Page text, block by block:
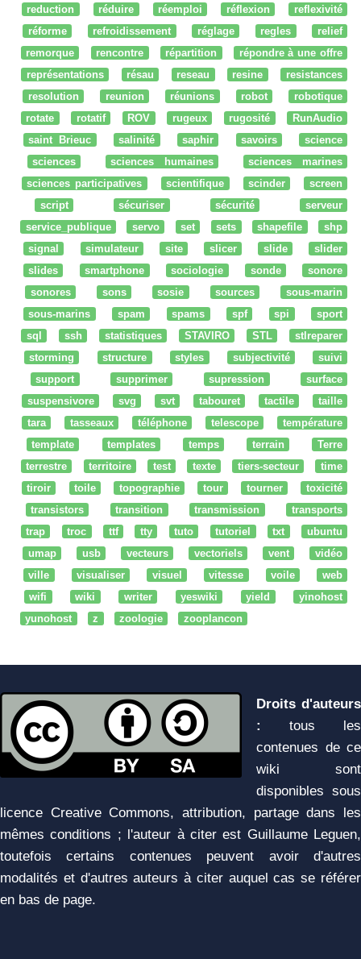
reduction
réduire réemploi réflexion
reflexivité
réforme
refroidissement réglage regles
relief
remorque
rencontre répartition
répondre à une offre
représentations
résau reseau resine
resistances
resolution
reunion réunions robot
robotique
rotate
rotatif ROV rugeux rugosité
RunAudio
saint Brieuc
salinité saphir savoirs
science
sciences
sciences humaines
sciences marines
sciences participatives
scientifique scinder
screen
script
sécuriser sécurité
serveur
service_publique
servo set sets shapefile
shp
signal
simulateur site slicer slide
slider
slides
smartphone sociologie sonde
sonore
sonores
sons sosie sources
sous-marin
sous-marins
spam spams spf spi
sport
sql
ssh statistiques STAVIRO STL
stlreparer
storming
structure styles subjectivité
suivi
support
supprimer supression
surface
suspensivore
svg svt tabouret tactile
taille
tara
tasseaux téléphone telescope
température
template
templates temps terrain
Terre
terrestre
territoire test texte tiers-secteur
time
tiroir
toile topographie tour tourner
toxicité
transistors
transition transmission
transports
trap
troc ttf tty tuto tutoriel txt
ubuntu
umap
usb vecteurs vectoriels vent
vidéo
ville
visualiser visuel vitesse voile
web
wifi
wiki writer yeswiki yield
yinohost
yunohost
z zoologie zooplancon
Droits d'auteurs
:
tous les
contenues de ce
wiki sont
disponibles sous
licence Creative Commons, attribution, partage dans les
mêmes conditions ; l'auteur à citer est Guillaume Leguen,
toutefois certains contenues peuvent avoir d'autres
modalités et d'autres auteurs à citer auquel cas se référer
en bas de page.